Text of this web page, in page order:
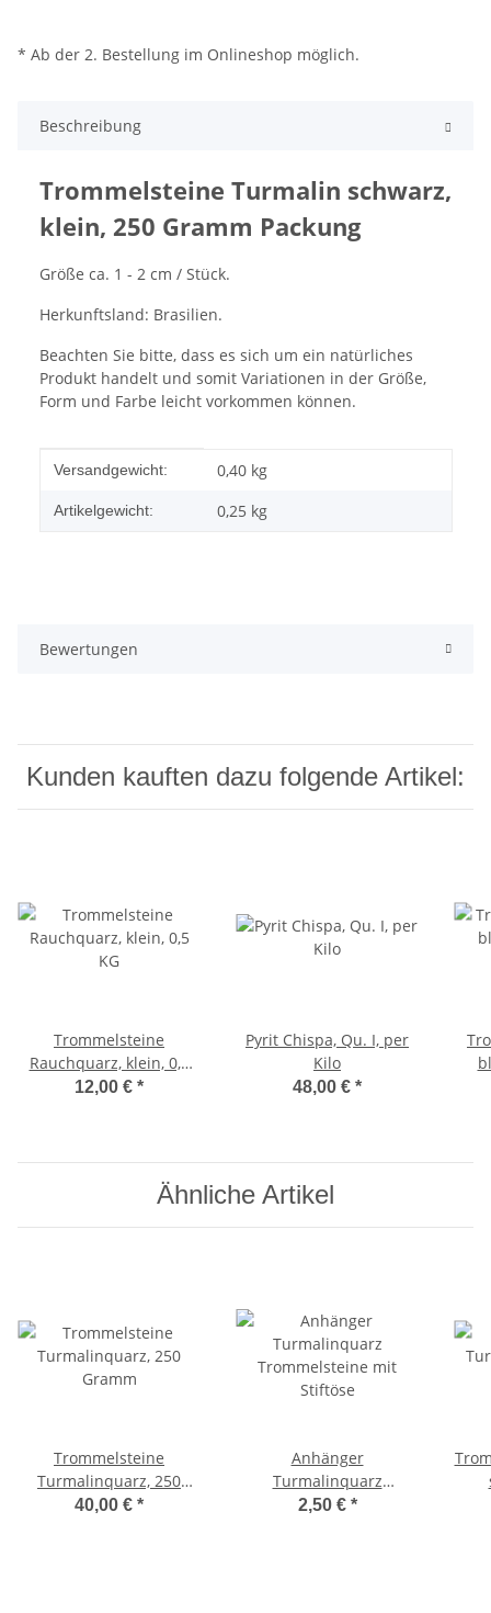
* Ab der 2. Bestellung im Onlineshop möglich.
Beschreibung
Trommelsteine Turmalin schwarz,
klein, 250 Gramm Packung
Größe ca. 1 - 2 cm / Stück.
Herkunftsland: Brasilien.
Beachten Sie bitte, dass es sich um ein natürliches
Produkt handelt und somit Variationen in der Größe,
Form und Farbe leicht vorkommen können.
Produkteigenschaft
Wert
Versandgewicht: 0,40 kg
Artikelgewicht: 0,25 kg
Bewertungen
Kunden kauften dazu folgende Artikel:
Trommelsteine
Rauchquarz, klein, 0,5
KG
12,00 € *
Pyrit Chispa, Qu. I, per
Kilo
48,00 € *
Ähnliche Artikel
Trommelsteine
Turmalinquarz, 250
Gramm
40,00 € *
Anhänger
Turmalinquarz
Trommelsteine mit
2,50 € *